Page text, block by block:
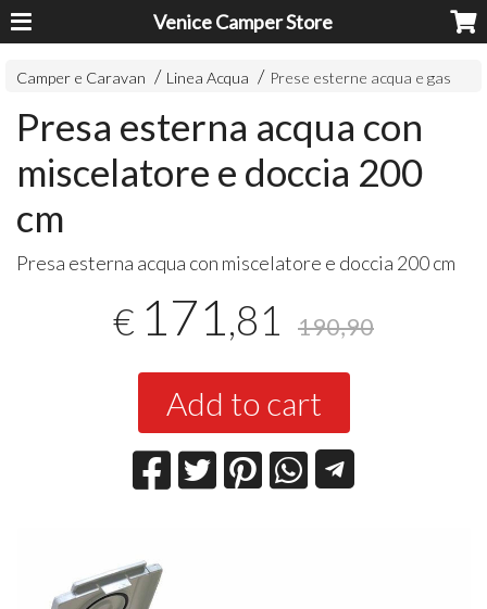
Venice Camper Store
Camper e Caravan Linea Acqua Prese esterne acqua e gas
Presa esterna acqua con
miscelatore e doccia 200
cm
Presa esterna acqua con miscelatore e doccia 200 cm
€ 171 ,81 190,90
Add to cart